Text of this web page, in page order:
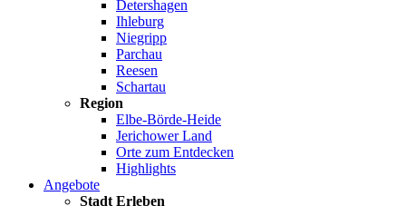
Detershagen
Ihleburg
Niegripp
Parchau
Reesen
Schartau
Region
Elbe-Börde-Heide
Jerichower Land
Orte zum Entdecken
Highlights
Angebote
Stadt Erleben